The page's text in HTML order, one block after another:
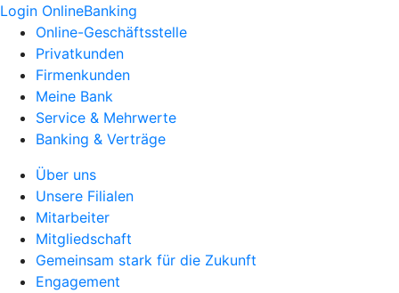
Login OnlineBanking
Online-Geschäftsstelle
Privatkunden
Firmenkunden
Meine Bank
Service & Mehrwerte
Banking & Verträge
Über uns
Unsere Filialen
Mitarbeiter
Mitgliedschaft
Gemeinsam stark für die Zukunft
Engagement